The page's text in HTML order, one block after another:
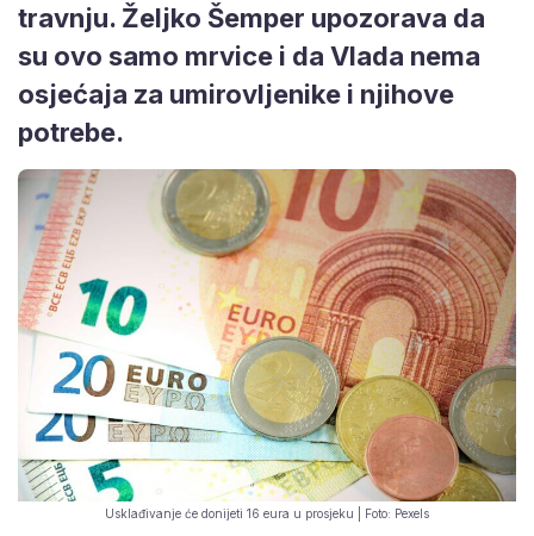
travnju. Željko Šemper upozorava da
su ovo samo mrvice i da Vlada nema
osjećaja za umirovljenike i njihove
potrebe.
Usklađivanje će donijeti 16 eura u prosjeku | Foto: Pexels